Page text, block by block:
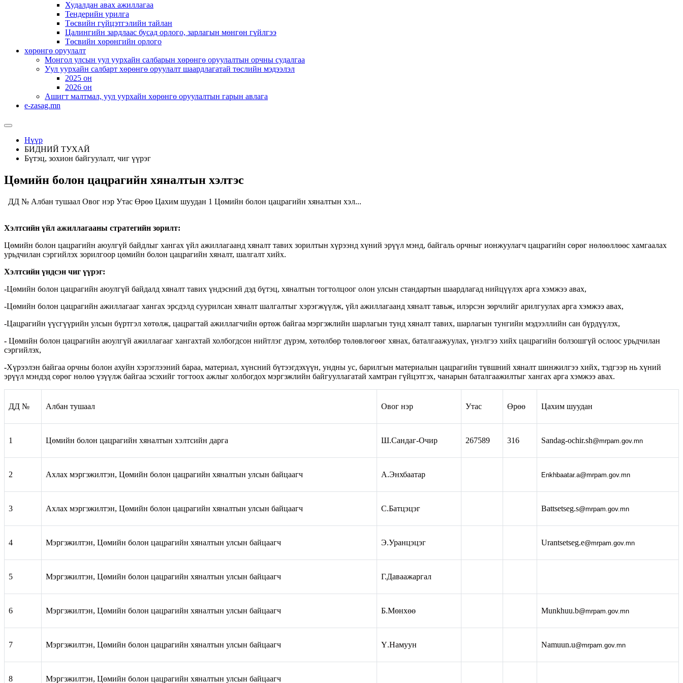
Худалдан авах ажиллагаа
Тендерийн урилга
Төсвийн гүйцэтгэлийн тайлан
Цалингийн зардлаас бусад орлого, зарлагын мөнгөн гүйлгээ
Төсвийн хөрөнгийн орлого
хөрөнгө оруулалт
Монгол улсын уул уурхайн салбарын хөрөнгө оруулалтын орчны судалгаа
Уул уурхайн салбарт хөрөнгө оруулалт шаардлагатай төслийн мэдээлэл
2025 он
2026 он
Ашигт малтмал, уул уурхайн хөрөнгө оруулалтын гарын авлага
e-zasag.mn
Нүүр
БИДНИЙ ТУХАЙ
Бүтэц, зохион байгуулалт, чиг үүрэг
Цөмийн болон цацрагийн хяналтын хэлтэс
ДД № Албан тушаал Овог нэр Утас Өрөө Цахим шуудан 1 Цөмийн болон цацрагийн хяналтын хэл...
Хэлтсийн үйл ажиллагааны стратегийн зорилт:
Цөмийн болон цацрагийн аюулгүй байдлыг хангах үйл ажиллагаанд хяналт тавих зорилтын хүрээнд хүний эрүүл мэнд, байгаль орчныг ионжуулагч цацрагийн сөрөг нөлөөллөөс хамгаалах
урьдчилан сэргийлэх зорилгоор цөмийн болон цацрагийн хяналт, шалгалт хийх.
Хэлтсийн үндсэн чиг үүрэг:
-Цөмийн болон цацрагийн аюулгүй байдалд хяналт тавих үндэсний дэд бүтэц, хяналтын тогтолцоог олон улсын стандартын шаардлагад нийцүүлэх арга хэмжээ авах,
-Цөмийн болон цацрагийн ажиллагааг хангах эрсдэлд суурилсан хяналт шалгалтыг хэрэгжүүлж, үйл ажиллагаанд хяналт тавьж, илэрсэн зөрчлийг арилгуулах арга хэмжээ авах,
-Цацрагийн үүсгүүрийн улсын бүртгэл хөтөлж, цацрагтай ажиллагчийн өртөж байгаа мэргэжлийн шарлагын тунд хяналт тавих, шарлагын тунгийн мэдээллийн сан бүрдүүлэх,
- Цөмийн болон цацрагийн аюулгүй ажиллагааг хангахтай холбогдсон нийтлэг дүрэм, хөтөлбөр төлөвлөгөөг хянах, баталгаажуулах, үнэлгээ хийх цацрагийн болзошгүй ослоос урьдчилан
сэргийлэх,
-Хүрээлэн байгаа орчны болон ахуйн хэрэглээний бараа, материал, хүнсний бүтээгдэхүүн, ундны ус, барилгын материалын цацрагийн түвшний хяналт шинжилгээ хийх, тэдгээр нь хүний
эрүүл мэндэд сөрөг нөлөө үзүүлж байгаа эсэхийг тогтоох ажлыг холбогдох мэргэжлийн байгууллагатай хамтран гүйцэтгэх, чанарын баталгаажилтыг хангах арга хэмжээ авах.
ДД № Албан тушаал Овог нэр Утас Өрөө Цахим шуудан
1 Цөмийн болон цацрагийн хяналтын хэлтсийн дарга Ш.Сандаг-Очир 267589 316 Sandag-ochir.sh@mrpam.gov.mn
2 Ахлах мэргэжилтэн, Цөмийн болон цацрагийн хяналтын улсын байцаагч А.Энхбаатар Enkhbaatar.a@mrpam.gov.mn
3 Ахлах мэргэжилтэн, Цөмийн болон цацрагийн хяналтын улсын байцаагч С.Батцэцэг Battsetseg.s@mrpam.gov.mn
4 Мэргэжилтэн, Цөмийн болон цацрагийн хяналтын улсын байцаагч Э.Уранцэцэг Urantsetseg.e@mrpam.gov.mn
5 Мэргэжилтэн, Цөмийн болон цацрагийн хяналтын улсын байцаагч Г.Даваажаргал
6 Мэргэжилтэн, Цөмийн болон цацрагийн хяналтын улсын байцаагч Б.Мөнхөө Munkhuu.b@mrpam.gov.mn
7 Мэргэжилтэн, Цөмийн болон цацрагийн хяналтын улсын байцаагч Ү.Намуун Namuun.u@mrpam.gov.mn
8 Мэргэжилтэн, Цөмийн болон цацрагийн хяналтын улсын байцаагч